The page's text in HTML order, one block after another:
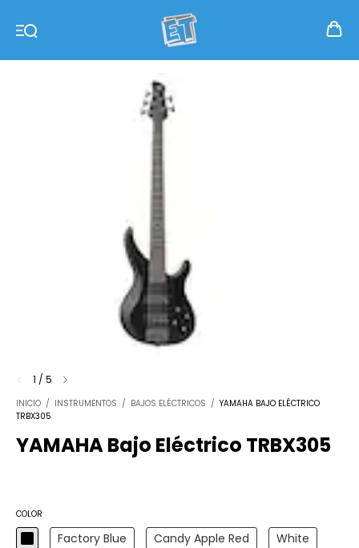
1 / 5
INICIO / INSTRUMENTOS / BAJOS ELÉCTRICOS / YAMAHA BAJO ELÉCTRICO
TRBX305
YAMAHA Bajo Eléctrico TRBX305
COLOR
Factory Blue Candy Apple Red
White